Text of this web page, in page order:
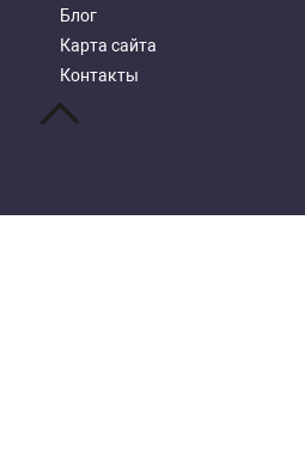
Блог
Карта сайта
Контакты